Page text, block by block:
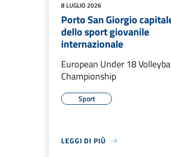
8 LUGLIO 2026
Porto San Giorgio
dello sport giovanile
internazionale
European Under 18
Championship
Sport
LEGGI DI PIÙ